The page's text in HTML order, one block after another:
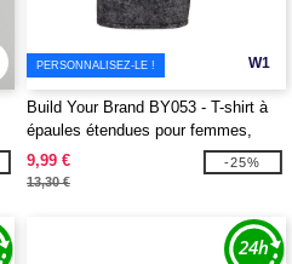
W1
PERSONNALISEZ-LE !
Build Your Brand BY053 - T-shirt à
épaules étendues pour femmes,
lavage acide
9,99 €
13,30 €
-25%